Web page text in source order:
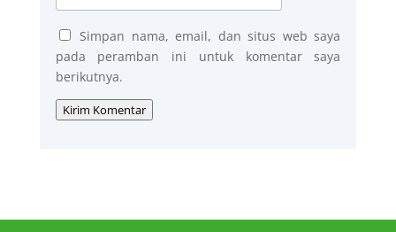
Simpan nama, email, dan situs web saya
pada peramban ini untuk komentar saya
berikutnya.
Kirim Komentar